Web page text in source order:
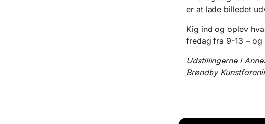
er at lade billedet
Kig ind og oplev
fredag fra 9-13 –
Udstillingerne i
Brøndby